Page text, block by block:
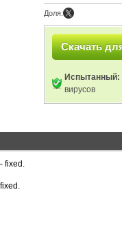
Доля:
Скачать
Испытанный:
вирусов
fixed.